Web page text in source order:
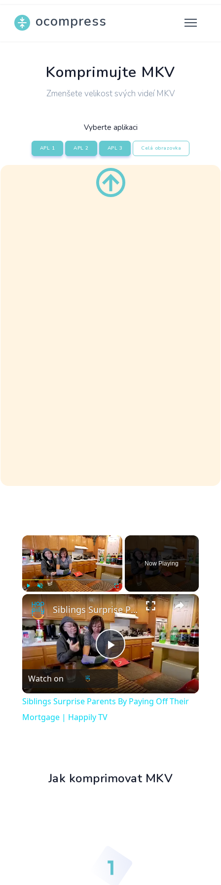
ocompress
Komprimujte MKV
Zmenšete velikost svých videí MKV
Vyberte aplikaci
APL 1 APL 2 APL 3 Celá obrazovka
×
Unmute Fullscreen
Now Playing
×
Play
Video
Siblings Surprise Parents By Paying Off Their Mortgage | Happily TV
Watch on
Siblings Surprise Parents By Paying Off Their
Mortgage | Happily TV
Jak komprimovat MKV